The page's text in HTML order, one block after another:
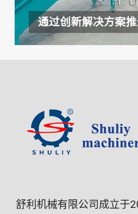
通过创新解决方案
舒利机械有限公司成立于